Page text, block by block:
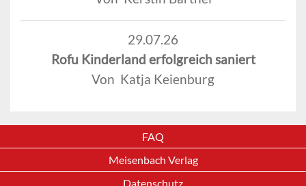
29.07.26
Rofu Kinderland erfolgreich saniert
Von Katja Keienburg
FAQ
Meisenbach Verlag
Datenschutz